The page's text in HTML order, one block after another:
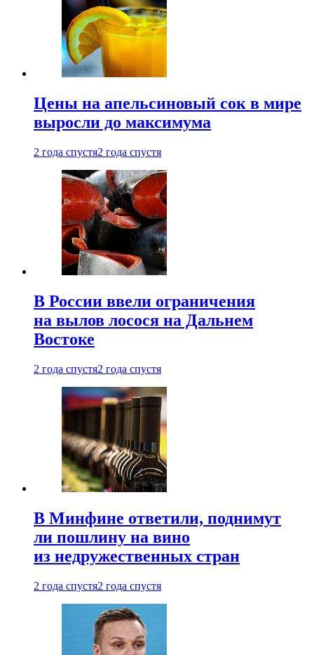
Цены на апельсиновый сок в мире
выросли до максимума
2 года спустя2 года спустя
В России ввели ограничения
на вылов лосося на Дальнем
Востоке
2 года спустя2 года спустя
В Минфине ответили, поднимут
ли пошлину на вино
из недружественных стран
2 года спустя2 года спустя